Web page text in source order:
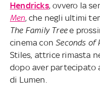
Hendricks, ovvero la
Men, che negli ultimi
The Family Treee
cinema conSeconds of
Stiles, attrice rimasta
dopo aver partecipato
di Lumen.